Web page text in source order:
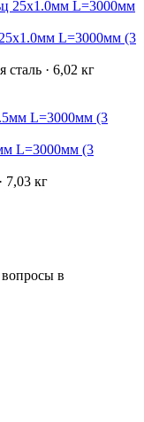
L=3000мм (3
· 6,02 кг
L=3000мм (3
7,03 кг
в